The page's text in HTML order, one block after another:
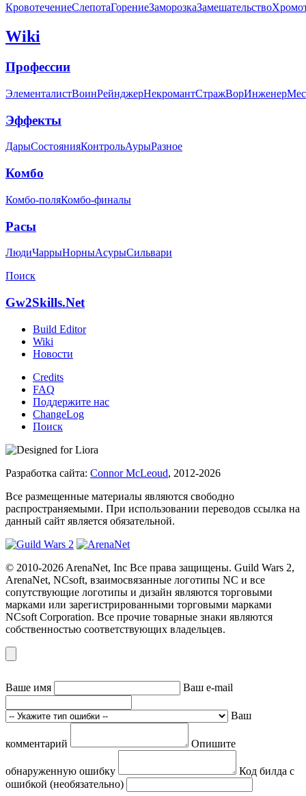
КровотечениеСлепотаГорениеЗаморозкаЗамешательство
Wiki
Профессии
ЭлементалистВоинРейнджерНекромантСтражВорИнженер
Эффекты
ДарыСостоянияКонтрольАурыРазное
Комбо
Комбо-поляКомбо-финалы
Расы
ЛюдиЧаррыНорныАсурыСильвари
Поиск
Gw2Skills.Net
Build Editor
Wiki
Новости
Credits
FAQ
Поддержите нас
ChangeLog
Поиск
Разработка сайта: Connor McLeoud, 2012-2026
Все размещенные материалы являются свободно
распространяемыми. При использовании переводов ссылка на
данный сайт является обязательной.
© 2010-2026 ArenaNet, Inc Все права защищены. Guild Wars 2,
ArenaNet, NCsoft, взаимосвязанные логотипы NC и все
сопутствующие логотипы и дизайн являются торговыми
марками или зарегистрированными торговыми марками
NCsoft Corporation. Все прочие товарные знаки являются
собственностью соответствующих владельцев.
Ваше имя Ваш e-mail
Ваш
комментарий Опишите
обнаруженную ошибку
Код билда с
ошибкой (необязательно)